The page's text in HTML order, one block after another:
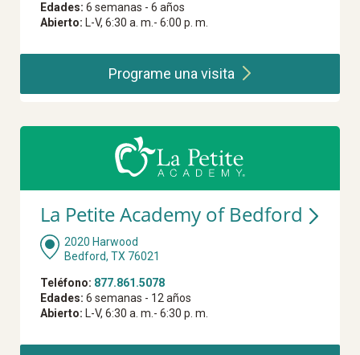
Edades: 6 semanas - 6 años
Abierto: L-V, 6:30 a. m.- 6:00 p. m.
Programe unavisita
La Petite Academy of Bedford
2020 Harwood
Bedford, TX 76021
Teléfono: 877.861.5078
Edades: 6 semanas - 12 años
Abierto: L-V, 6:30 a. m.- 6:30 p. m.